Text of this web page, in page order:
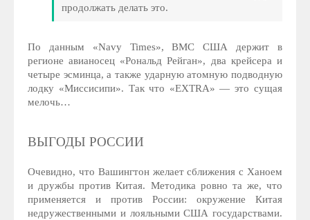
продолжать делать это.
По данным «Navy Times», ВМС США держит в
регионе авианосец «Рональд Рейган», два крейсера и
четыре эсминца, а также ударную атомную подводную
лодку «Миссисипи». Так что «EXTRA» — это сущая
мелочь…
ВЫГОДЫ РОССИИ
Очевидно, что Вашингтон желает сближения с Ханоем
и дружбы против Китая. Методика ровно та же, что
применяется и против России: окружение Китая
недружественными и лояльными США государствами.